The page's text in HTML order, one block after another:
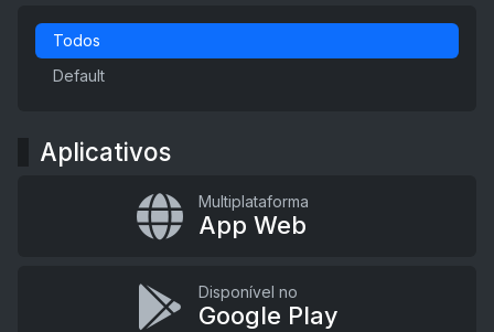
Todos
Default
Aplicativos
Multiplataforma
App Web
Disponível no
Google Play